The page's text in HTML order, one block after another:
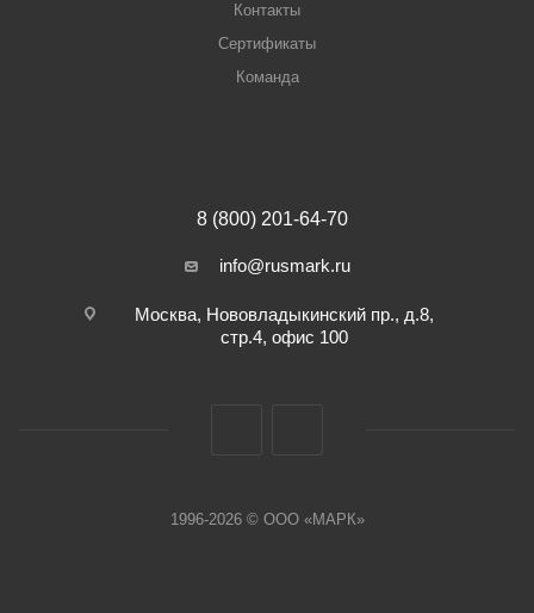
Контакты
Сертификаты
Команда
8 (800) 201-64-70
info@rusmark.ru
Москва, Нововладыкинский пр., д.8,
стр.4, офис 100
1996-2026 © ООО «МАРК»